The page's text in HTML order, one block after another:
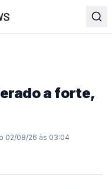
a forte,
02/08/26 às 03:04